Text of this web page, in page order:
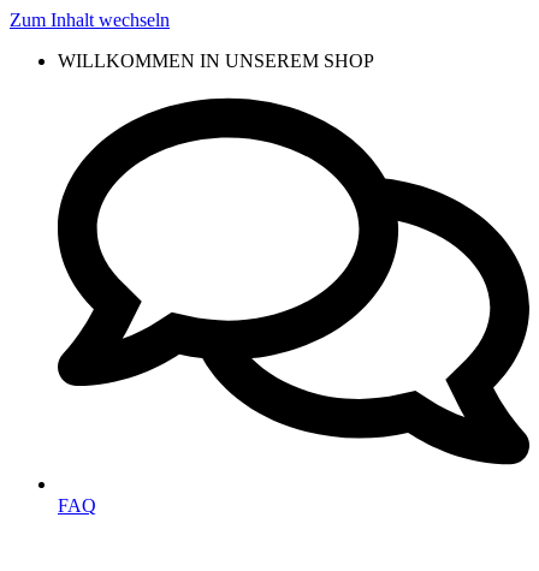
Zum Inhalt wechseln
WILLKOMMEN IN UNSEREM SHOP
FAQ